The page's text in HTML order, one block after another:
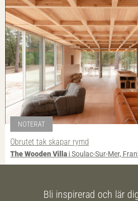
NOTERAT
Obrutet tak skapar rymd
The Wooden Villa i Soulac-Sur-Mer,
Bli inspirerad och lär